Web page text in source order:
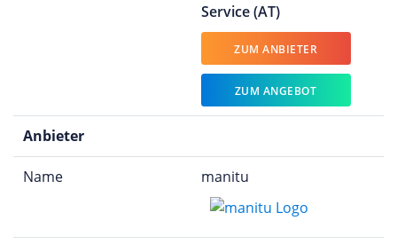
Service (AT)
ZUM ANBIETER
ZUM ANGEBOT
Anbieter
Name manitu